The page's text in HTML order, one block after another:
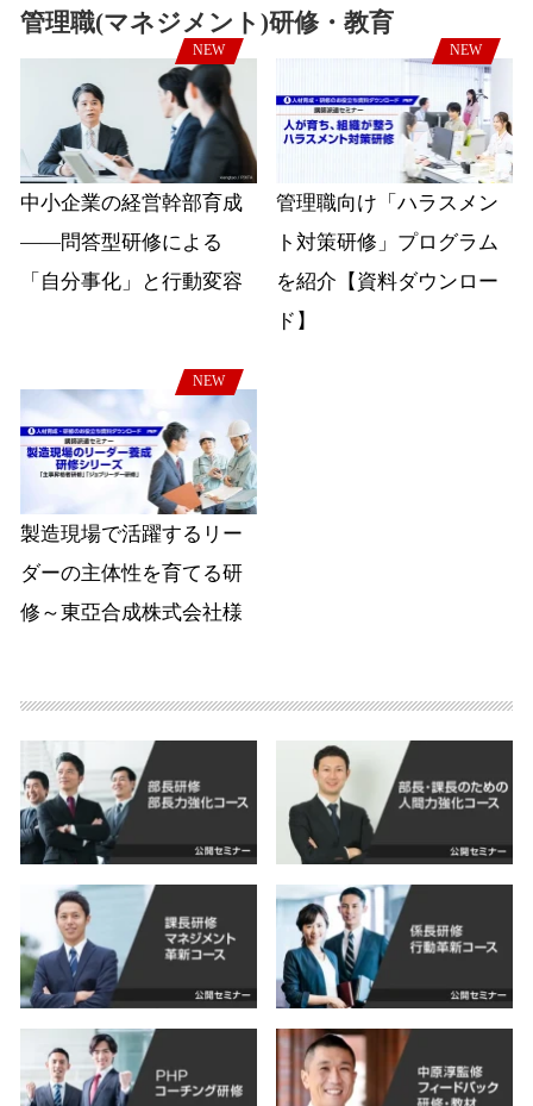
管理職(マネジメント)研修・教育
NEW
中小企業の経営幹部育成
――問答型研修による
「自分事化」と行動変容
NEW
管理職向け「ハラスメン
ト対策研修」プログラム
を紹介【資料ダウンロー
ド】
NEW
製造現場で活躍するリー
ダーの主体性を育てる研
修～東亞合成株式会社様